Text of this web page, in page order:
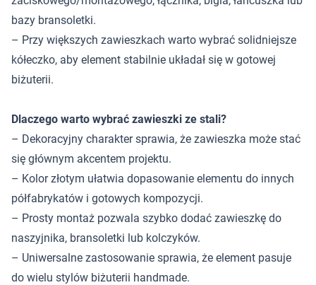
bazy bransoletki.
– Przy większych zawieszkach warto wybrać solidniejsze
kółeczko, aby element stabilnie układał się w gotowej
biżuterii.
Dlaczego warto wybrać zawieszki ze stali?
– Dekoracyjny charakter sprawia, że zawieszka może stać
się głównym akcentem projektu.
– Kolor złotym ułatwia dopasowanie elementu do innych
półfabrykatów i gotowych kompozycji.
– Prosty montaż pozwala szybko dodać zawieszkę do
naszyjnika, bransoletki lub kolczyków.
– Uniwersalne zastosowanie sprawia, że element pasuje
do wielu stylów biżuterii handmade.